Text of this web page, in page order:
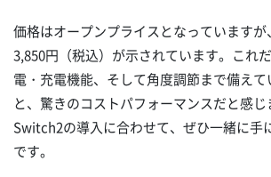
価格はオープンプライスとなっています
3,850円（税込）が示されています。これ
電・充電機能、そして角度調節まで備え
と、驚きのコストパフォーマンスだと感
Switch2の導入に合わせて、ぜひ一緒に手
です。